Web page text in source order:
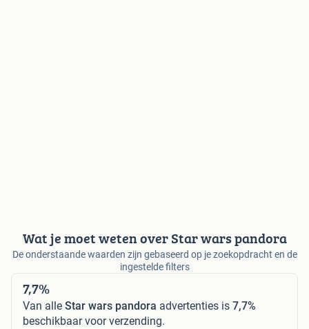
Wat je moet weten over Star wars pandora
De onderstaande waarden zijn gebaseerd op je zoekopdracht en de
ingestelde filters
7,7%
Van alle Star wars pandora advertenties is 7,7%
beschikbaar voor verzending.